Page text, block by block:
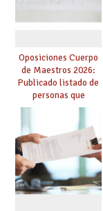
Oposiciones Cuerpo
de Maestros 2026:
Publicado listado de
personas que
adquieren nueva
especialidad